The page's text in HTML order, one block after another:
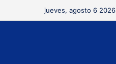
jueves, agosto 6 2026